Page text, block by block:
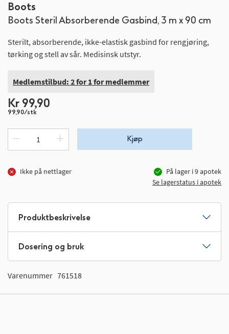
Boots
Boots Steril Absorberende Gasbind, 3 m x 90 cm
Sterilt, absorberende, ikke-elastisk gasbind for rengjøring,
tørking og stell av sår. Medisinsk utstyr.
Medlemstilbud: 2 for 1 for medlemmer
Kr 99,90
99,90/stk
Kjøp
Ikke på nettlager På lager i9apotek
Se lagerstatus i apotek
til
begynnelsen
bildegalleri
Produktbeskrivelse
Dosering og bruk
Varenummer 761518